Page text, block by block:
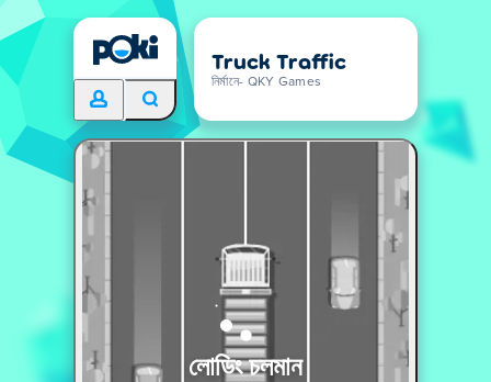
Truck Traffic
নির্মানে- QKY Games
লোডিং চলমান